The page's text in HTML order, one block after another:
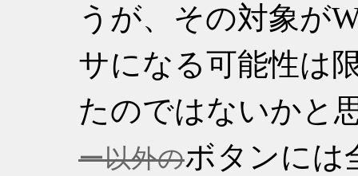
うが、その対象が
サになる可能性は
たのではないかと
ー以外のボタンには